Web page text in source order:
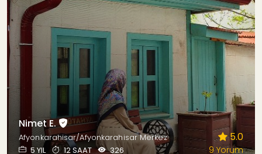
Nimet E.
Afyonkarahisar/Afyonkarahisar Merkez
5 YIL
12 SAAT 326
5.0
9 Yorum